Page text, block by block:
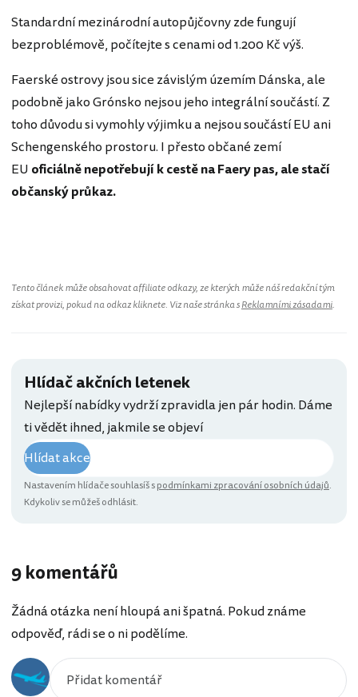
Standardní mezinárodní autopůjčovny zde fungují
bezproblémově, počítejte s cenami od 1.200 Kč výš.
Faerské ostrovy jsou sice závislým územím Dánska, ale
podobně jako Grónsko nejsou jeho integrální součástí. Z
toho důvodu si vymohly výjimku a nejsou součástí EU ani
Schengenského prostoru. I přesto občané zemí
EU oficiálně nepotřebují k cestě na Faery pas, ale stačí
občanský průkaz.
Tento článek může obsahovat affiliate odkazy, ze kterých může náš redakční tým
získat provizi, pokud na odkaz kliknete. Viz naše stránka sReklamními zásadami.
Hlídač akčních letenek
Nejlepší nabídky vydrží zpravidla jen pár hodin. Dáme
ti vědět ihned, jakmile se objeví
Hlídat akce
Nastavením hlídače souhlasíš spodmínkami zpracování osobních údajů.
Kdykoliv se můžeš odhlásit.
9 komentářů
Žádná otázka není hloupá ani špatná. Pokud známe
odpověď, rádi se o ni podělíme.